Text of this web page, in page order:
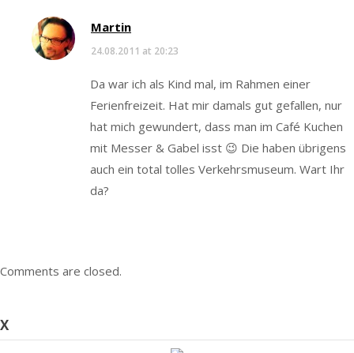
Martin
24.08.2011 at 20:23
Da war ich als Kind mal, im Rahmen einer
Ferienfreizeit. Hat mir damals gut gefallen, nur
hat mich gewundert, dass man im Café Kuchen
mit Messer & Gabel isst 😉 Die haben übrigens
auch ein total tolles Verkehrsmuseum. Wart Ihr
da?
Comments are closed.
X